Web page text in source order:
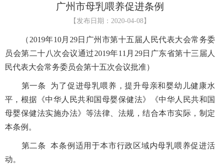
广州市母乳喂养促进条例
【发布日期：2020-04-08】
（2019年10月29日广州市第十五届人民代表大会常务委
员会第二十八次会议通过2019年11月29日广东省第十三届人
民代表大会常务委员会第十五次会议批准）
第一条 为了促进母乳喂养，提升母亲和婴幼儿健康水
平，根据《中华人民共和国母婴保健法》《中华人民共和国
母婴保健法实施办法》等法律、法规，结合本市实际，制定
本条例。
第二条 本条例适用于本市行政区域内母乳喂养促进活
动。